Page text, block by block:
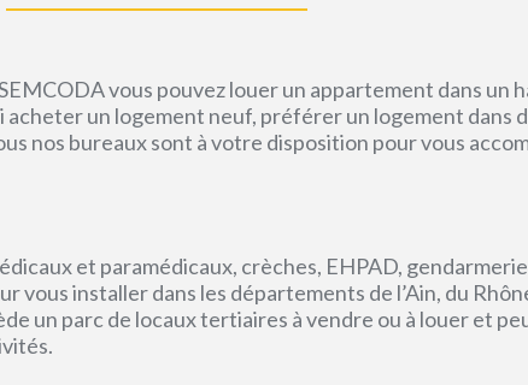
vous pouvez louer un appartement dans un
acheter un logement neuf, préférer un logement dans
nos bureaux sont à votre disposition pour vous
et paramédicaux, crèches, EHPAD,
installer dans les départements de l’Ain, du
un parc de locaux tertiaires à vendre ou à louer et